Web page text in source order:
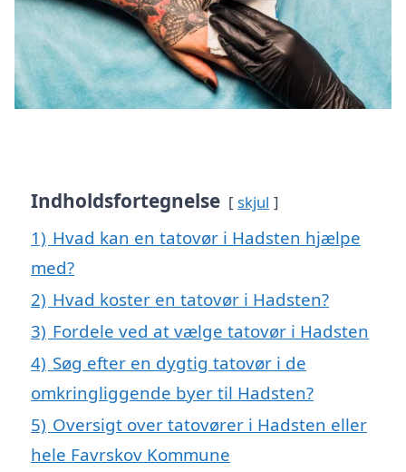
Indholdsfortegnelse skjul
1) Hvad kan en tatovør i Hadsten hjælpe
med?
2) Hvad koster en tatovør i Hadsten?
3) Fordele ved at vælge tatovør i Hadsten
4) Søg efter en dygtig tatovør i de
omkringliggende byer til Hadsten?
5) Oversigt over tatovører i Hadsten eller
hele Favrskov Kommune